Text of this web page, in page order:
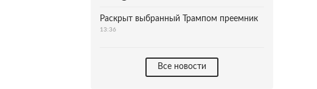
Раскрыт выбранный Трампом преемник
13:36
Все новости